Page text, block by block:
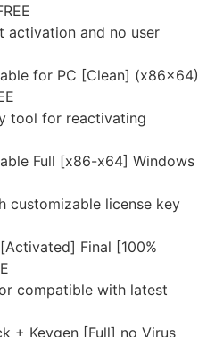
activation and no user
for PC [Clean] (x86x64)
tool for reactivating
Full [x86-x64] Windows
customizable license key
Final [100%
compatible with latest
+ Keygen [Full] no Virus